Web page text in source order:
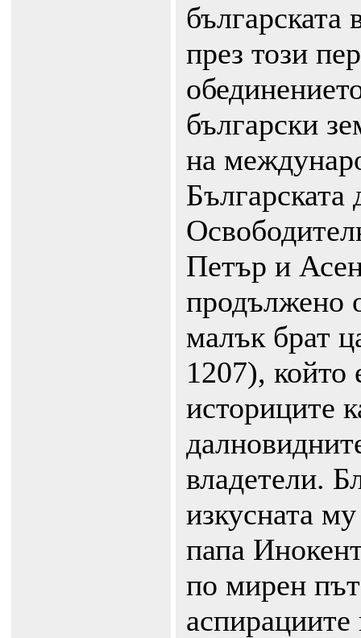
през този
български
на
Българската
Петър и
продължено
малък брат
1207), който
историците
владетели.
изкусната
папа
по мирен
аспирациите